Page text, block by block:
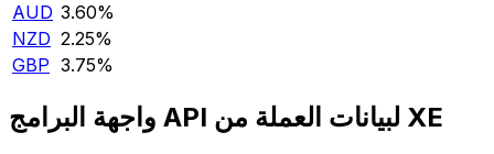
AUD 3.60‎%‎
NZD 2.25‎%‎
GBP 3.75‎%‎
واجهة البرامج API لبيانات العملة من XE